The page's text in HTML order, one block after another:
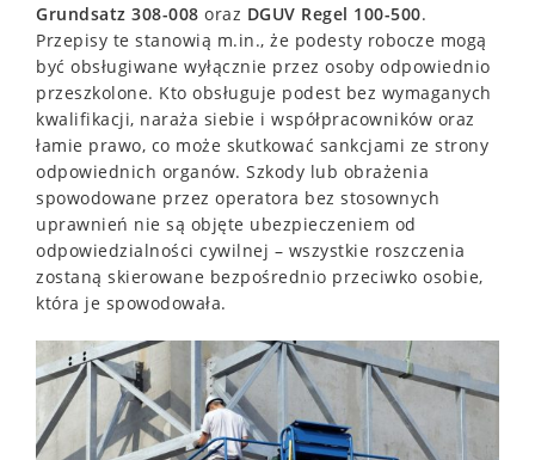
Grundsatz 308-008 oraz DGUV Regel 100-500.
Przepisy te stanowią m.in., że podesty robocze mogą
być obsługiwane wyłącznie przez osoby odpowiednio
przeszkolone. Kto obsługuje podest bez wymaganych
kwalifikacji, naraża siebie i współpracowników oraz
łamie prawo, co może skutkować sankcjami ze strony
odpowiednich organów. Szkody lub obrażenia
spowodowane przez operatora bez stosownych
uprawnień nie są objęte ubezpieczeniem od
odpowiedzialności cywilnej – wszystkie roszczenia
zostaną skierowane bezpośrednio przeciwko osobie,
która je spowodowała.